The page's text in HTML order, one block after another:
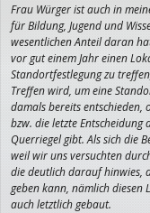
Frau Würger ist auch in
für Bildung, Jugend und
wesentlichen Anteil daran
vor gut einem Jahr einen
Standortfestlegung zu
Treffen wird, um eine
damals bereits entschieden,
bzw. die letzte Entscheidung
Querriegel gibt. Als sich die
weil wir uns versuchten
die deutlich darauf hinwies,
geben kann, nämlich diesen
auch letztlich gebaut.